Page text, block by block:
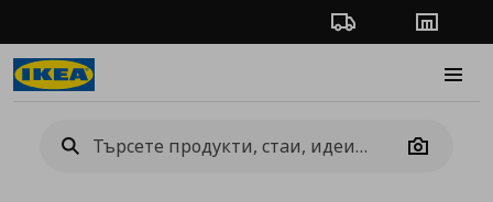
Проследяване на
Camera